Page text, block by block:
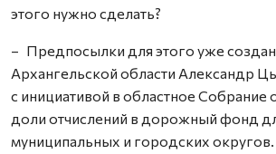
этого нужно сделать?
– Предпосылки для этого уже
Архангельской области Александр
с инициативой в областное Собрание
доли отчислений в дорожный фонд
муниципальных и городских